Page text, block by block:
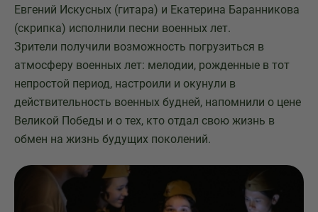
Евгений Искусных (гитара) и Екатерина Баранникова
(скрипка) исполнили песни военных лет.
Зрители получили возможность погрузиться в
атмосферу военных лет: мелодии, рожденные в тот
непростой период, настроили и окунули в
действительность военных будней, напомнили о цене
Великой Победы и о тех, кто отдал свою жизнь в
обмен на жизнь будущих поколений.